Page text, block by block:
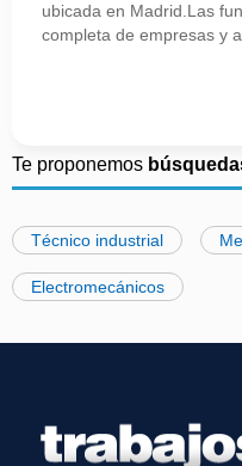
ubicada en Madrid.Las
completa de empresas y
Te proponemos
Técnico industrial
Electromecánicos